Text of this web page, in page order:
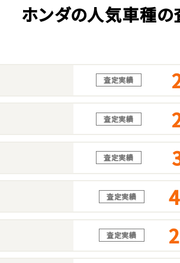
ホンダの人気車種
査定実績
査定実績
査定実績
査定実績
査定実績